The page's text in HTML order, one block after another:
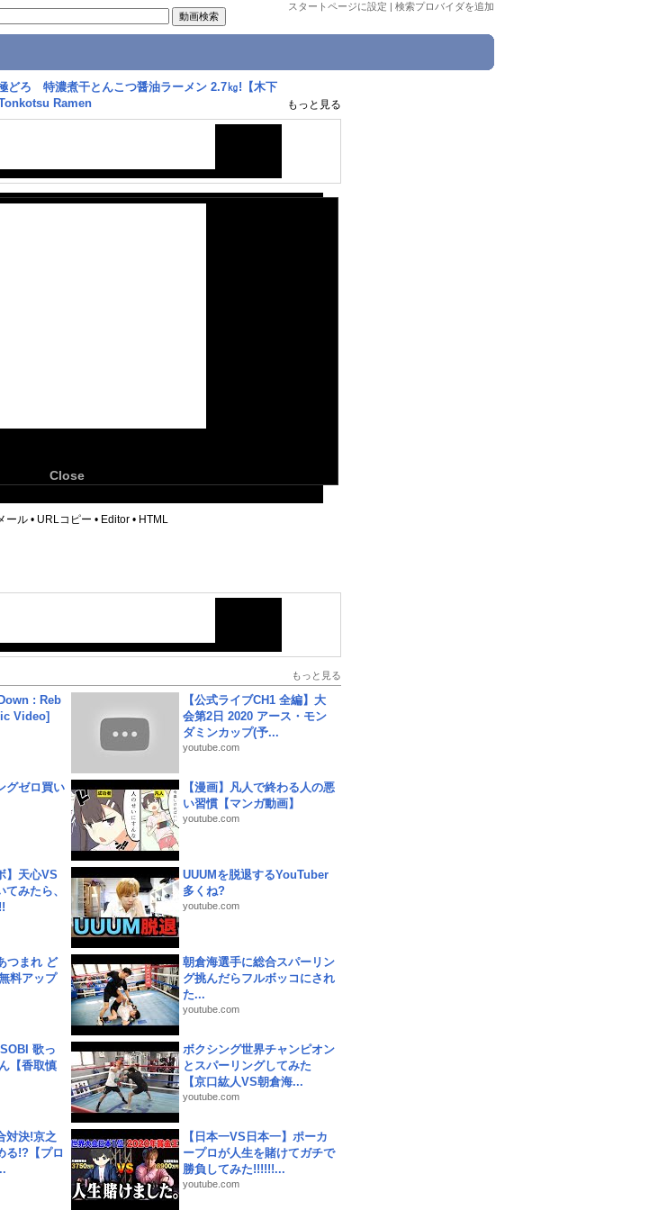
スタートページに設定 | 検索プロバイダを追加
極どろ 特濃煮干とんこつ醤油ラーメン 2.7㎏!【木下
Ramen
もっと見る
Close
ール • URLコピー • Editor • HTML
もっと見る
: Reb
Video]
【公式ライブCH1 全編】大
会第2日 2020 アース・モン
ダミンカップ(予...
youtube.com
グゼロ買い
【漫画】凡人で終わる人の悪
い習慣【マンガ動画】
youtube.com
】天心VS
みたら、
UUUMを脱退するYouTuber
多くね?
youtube.com
つまれ ど
料アップ
朝倉海選手に総合スパーリン
グ挑んだらフルボッコにされ
た...
youtube.com
歌っ
【香取慎
ボクシング世界チャンピオン
とスパーリングしてみた
【京口紘人VS朝倉海...
youtube.com
対決!京之
る!?【プロ
【日本一VS日本一】ポーカ
ープロが人生を賭けてガチで
勝負してみた!!!!!!...
youtube.com